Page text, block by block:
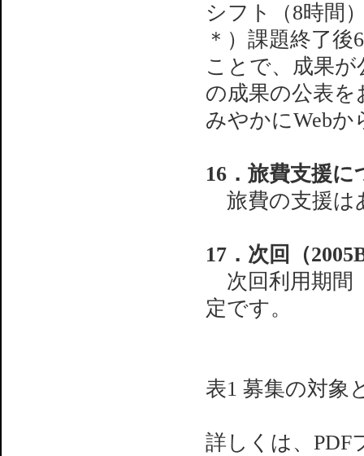
シフト（8時間
＊）課題終了
ことで、成果
の成果の公表
みやかにWeb
16．旅費支援に
旅費の支援は
17．次回（
次回利用期間
定です。
表1 募集の対象
詳しくは、PDF